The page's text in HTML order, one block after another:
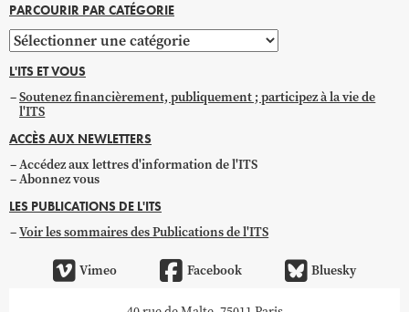
PARCOURIR PAR CATÉGORIE
Parcourir
par
catégorie
L'ITS ET VOUS
Soutenez financièrement, publiquement ; participez à la vie de
l'ITS
ACCÈS AUX NEWLETTERS
Accédez aux lettres d'information de l'ITS
Abonnez vous
LES PUBLICATIONS DE L'ITS
Voir les sommaires des Publications de l'ITS
Vimeo Facebook Bluesky